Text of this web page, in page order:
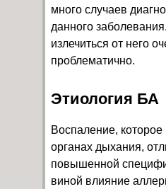
много случаев
данного
излечиться от него
проблематично.
Этиология БА
Воспаление, которое
органах дыхания,
повышенной
виной влияние